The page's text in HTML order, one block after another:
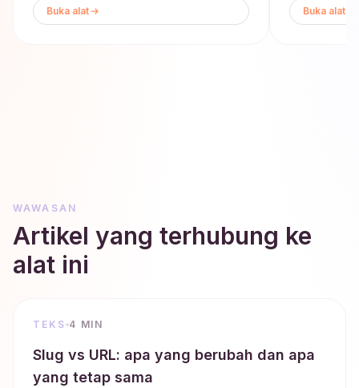
Buka alat Buka alat
WAWASAN
Artikel yang terhubung ke
alat ini
TEKS 4 MIN
Slug vs URL: apa yang berubah dan apa
yang tetap sama